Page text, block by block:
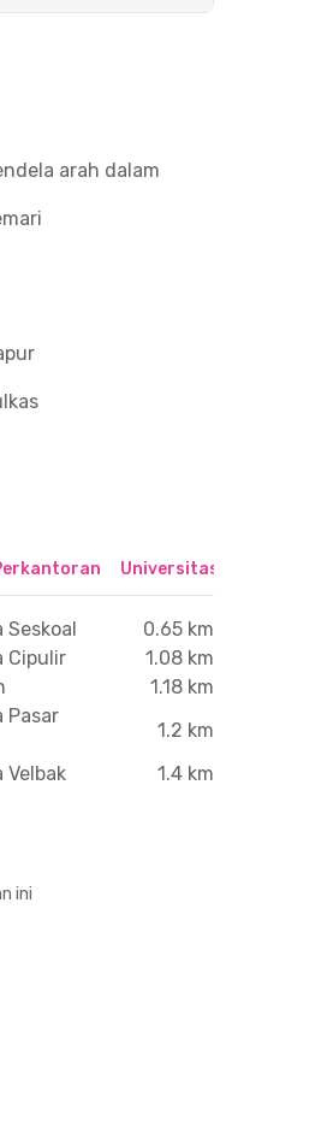
arah dalam
Universitas
Seskoal
0.65 km
Cipulir
1.08 km
1.18 km
Pasar
1.2 km
Velbak
1.4 km
ini